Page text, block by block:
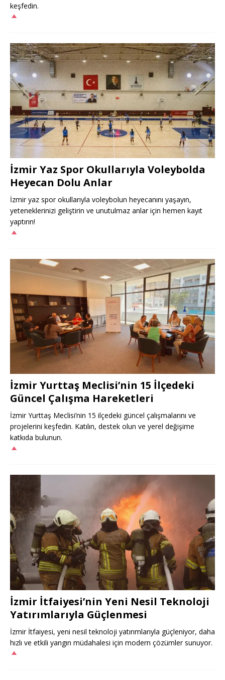
keşfedin.
İzmir Yaz Spor Okullarıyla Voleybolda
Heyecan Dolu Anlar
İzmir yaz spor okullarıyla voleybolun heyecanını yaşayın,
yeteneklerinizi geliştirin ve unutulmaz anlar için hemen kayıt
yaptırın!
İzmir Yurttaş Meclisi’nin 15 İlçedeki
Güncel Çalışma Hareketleri
İzmir Yurttaş Meclisi’nin 15 ilçedeki güncel çalışmalarını ve
projelerini keşfedin. Katılın, destek olun ve yerel değişime
katkıda bulunun.
İzmir İtfaiyesi’nin Yeni Nesil Teknoloji
Yatırımlarıyla Güçlenmesi
İzmir İtfaiyesi, yeni nesil teknoloji yatırımlarıyla güçleniyor, daha
hızlı ve etkili yangın müdahalesi için modern çözümler sunuyor.